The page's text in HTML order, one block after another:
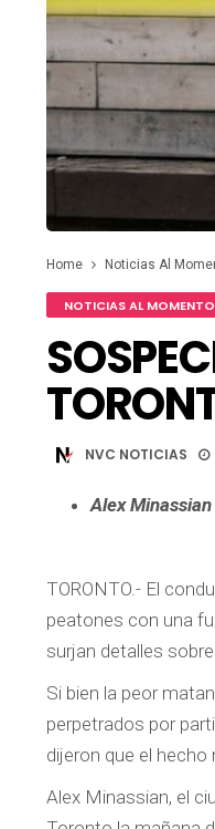
Home Noticias Al
NOTICIAS AL MOMENTO
NVC NOTICIAS
Alex
TORONTO.- El
peatones con una
surjan detalles
Si bien la peor
perpetrados por
dijeron que el hecho
Alex Minassian, el